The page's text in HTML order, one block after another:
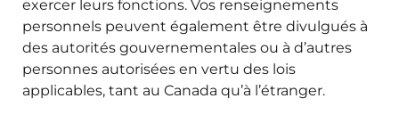
exercer leurs fonctions. Vos renseignements
personnels peuvent également être divulgués à
des autorités gouvernementales ou à d’autres
personnes autorisées en vertu des lois
applicables, tant au Canada qu’à l’étranger.